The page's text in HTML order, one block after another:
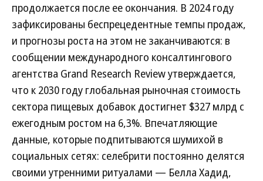
продолжается после ее окончания. В 2024 году
зафиксированы беспрецедентные темпы продаж,
и прогнозы роста на этом не заканчиваются: в
сообщении международного консалтингового
агентства Grand Research Review утверждается,
что к 2030 году глобальная рыночная стоимость
сектора пищевых добавок достигнет $327 млрд с
ежегодным ростом на 6,3%. Впечатляющие
данные, которые подпитываются шумихой в
социальных сетях: селебрити постоянно делятся
своими утренними ритуалами — Белла Хадид,